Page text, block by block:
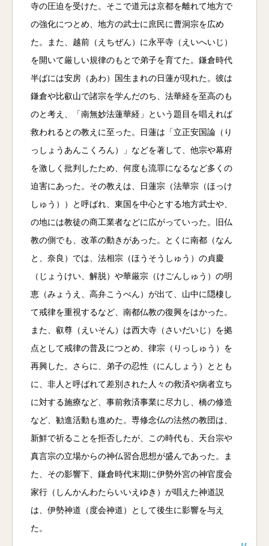
寺の圧迫を受けた。そこで道元は京都を離れて地方で
の強化につとめ、地方の武士に庶民に曹洞宗を広め
た。また、越前（えちぜん）に永平寺（えいへいじ）
を開いて厳しい規律のもとで弟子を育てた。鎌倉時代
半ばには安房（あわ）国生まれの日蓮が現れた。彼は
鎌倉や比叡山で諸宗を学んだのち、法華経を至高のも
のと考え、「南無妙法蓮華経」という題目を唱えれば
救われるとの教えに至った。日蓮は「立正安国論（り
っしょうあんこくろん）」などを著して、他宗や幕府
を激しく批判したため、何度も流罪になるなど多くの
迫害にあった。その教えは、日蓮宗（法華宗（ほっけ
しゅう））と呼ばれ、東国を中心とする地方武士や、
の地には教徒の商工業者などに広がっていった。旧仏
教の側でも、改革の動きがあった。とくに南都（なん
と、奈良）では、法相宗（ほうそうしゅう）の貞慶
（じょうけい、解脱）や華厳宗（けごんしゅう）の明
恵（みょうえ、高弁こうべん）が出て、山中に隠棲し
て戒律を重視するなど、南都仏教の復興をはかった。
また、叡尊（えいそん）は西大寺（さいだいじ）を拠
点として戒律の普及につとめ、律宗（りっしゅう）を
再興した。さらに、弟子の忍性（にんしょう）ととも
に、非人と呼ばれて差別された人々の救済や病者立ち
に対する施療など、事前救済事業に尽力し、橋の修造
など、勧進活動も進めた。専修念仏の法然の教団は、
新鮮で祈ることを拒否したが、この時代も、天台宗や
真言宗の立場からの神仏習合思想が盛んであった。ま
た、その影響下、鎌倉時代末期に伊勢外宮の神官度会
家行（しんかんわたらいいえゆき）が唱えた神道説
は、伊勢神道（度会神道）として後生に影響を与え
た。